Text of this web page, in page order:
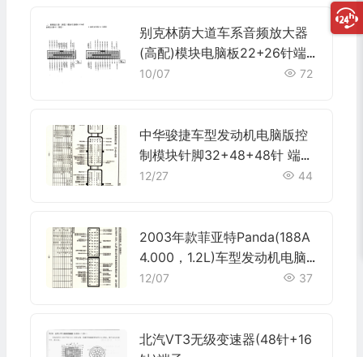
别克林荫大道车系音频放大器
(高配)模块电脑板22+26针端
子
10/07 72
中华骏捷车型发动机电脑版控
制模块针脚32+48+48针 端子
图
12/27 44
2003年款菲亚特Panda(188A
4.000，1.2L)车型发动机电脑
板控制模块针脚38+38针 端子
12/07 37
北汽VT3无级变速器(48针+16